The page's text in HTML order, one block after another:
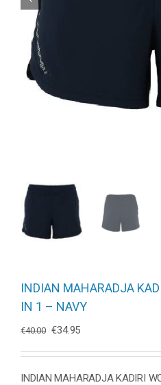
INDIAN MAHARADJA
IN 1 – NAVY
€40.00 Oorspronkelijke
was:
€40.00.
€34.95Huidige
is:
€34.95.
INDIAN MAHARADJA KADIRI